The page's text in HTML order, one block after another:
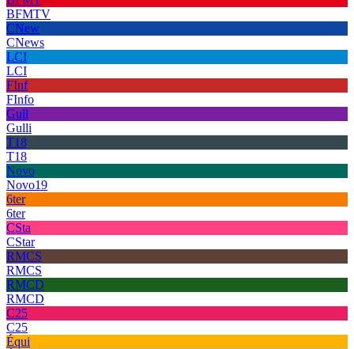
BFMTV
CNew
CNews
LCI
LCI
FInf
FInfo
Gull
Gulli
T18
T18
Novo
Novo19
6ter
6ter
CSta
CStar
RMCS
RMCS
RMCD
RMCD
C25
C25
Équi